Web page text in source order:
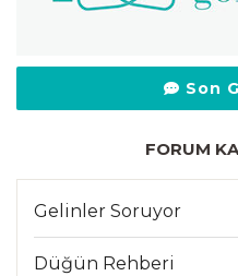
Son
FORUM
Gelinler Soruyor
Düğün Rehberi